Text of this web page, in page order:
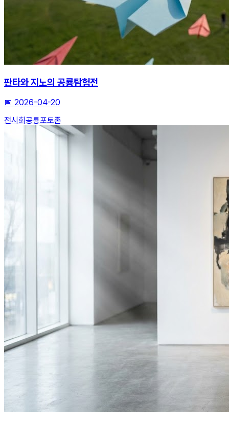
판타와 지노의 공룡탐험전
📅 2026-04-20
전시회 공룡포토존